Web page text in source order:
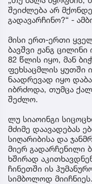
შეიძლება არ
გადავარჩინო?“ -
მისი ერთ-ერთი
ბავშვი ჟანგ
82 წლის იყო, მან
ფეხსაცმლის ყუთში
ნაადრევად იყო
იბრძოდა, თუმცა
შეძლო.
ლუ სიაოინგი
მძიმე დაავადებას
სიღარიბისა და
მიერ გადარჩენილი
ხშირად
ჩინეთში ის
სიმბოლოდ მიიჩნიეს.